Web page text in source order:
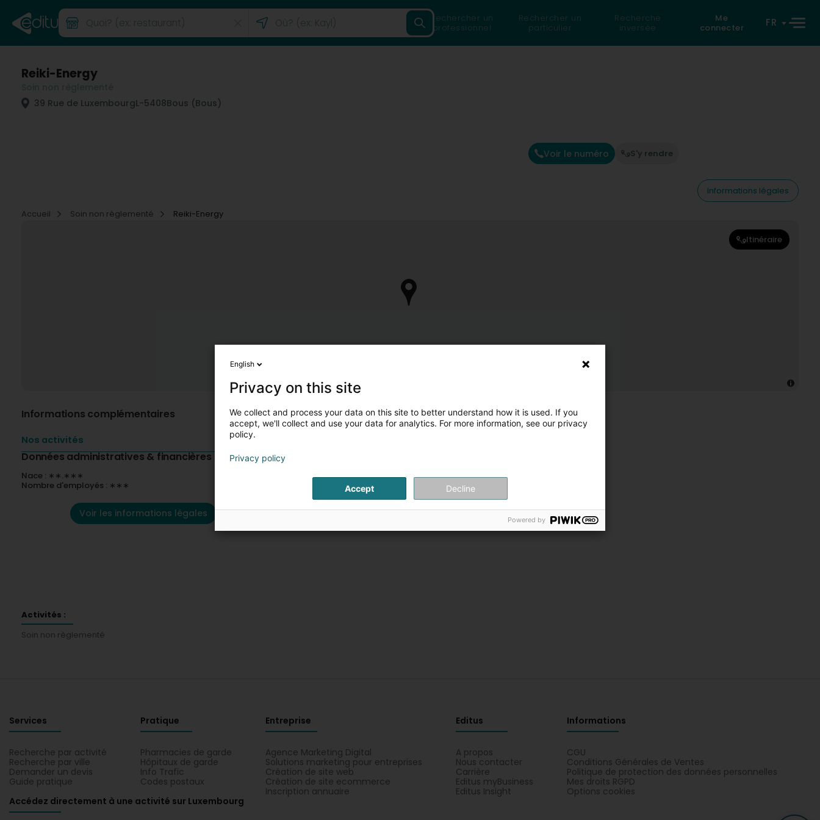
Rechercher un
professionnel
Rechercher un
particulier
Recherche
inversée
Me
connecter
FR
Reiki-Energy
39 Rue de LuxembourgL-5408Bous (Bous)
Voir le numéro S'y rendre
Informations légales
Accueil
Soin non règlementé Reiki-Energy
Itinéraire
Informations complémentaires
Nos activités
Données administratives & financières
Nace : ∗∗.∗∗∗
Nombre d'employés : ∗∗∗
Voir les informations légales
Activités :
Soin non règlementé
Services
Recherche par activité
Recherche par ville
Demander un devis
Guide pratique
Pratique
Pharmacies de garde
Hôpitaux de garde
Info Trafic
Codes postaux
Entreprise
Agence Marketing Digital
Solutions marketing pour entreprises
Création de site web
Création de site ecommerce
Inscription annuaire
Editus
A propos
Nous contacter
Carrière
Editus myBusiness
Editus Insight
Informations
CGU
Conditions Générales de Ventes
Politique de protection des données personnelles
Mes droits RGPD
Options cookies
Accédez directement à une activité sur Luxembourg
English
Privacy on this site
We collect and process your data on this site to better understand how it is used. If you
accept, we'll collect and use your data for analytics. For more information, see our privacy
policy.
Privacy policy
Accept Decline
Powered by